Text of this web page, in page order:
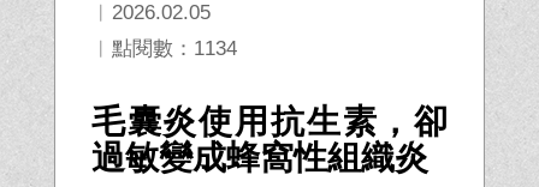
︱2026.02.05
︱點閱數：1134
毛囊炎使用抗生素，卻
過敏變成蜂窩性組織炎